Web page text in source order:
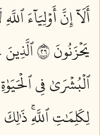
أَلَآ إِنَّ أَوۡلِيَآءَ
يَحۡزَنُونَ ٦٢
ٱلَّذِينَ
ٱلۡبُشۡرَىٰ فِي
لِكَلِمَٰتِ ٱللَّهِۚ ذَٰلِكَ